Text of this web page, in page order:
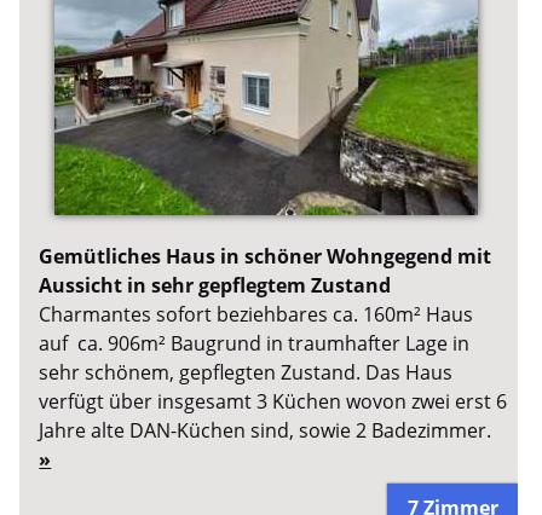
Gemütliches Haus in schöner Wohngegend mit
Aussicht in sehr gepflegtem Zustand
Charmantes sofort beziehbares ca. 160m² Haus
auf ca. 906m² Baugrund in traumhafter Lage in
sehr schönem, gepflegten Zustand. Das Haus
verfügt über insgesamt 3 Küchen wovon zwei erst 6
Jahre alte DAN-Küchen sind, sowie 2 Badezimmer.
»
7 Zimmer